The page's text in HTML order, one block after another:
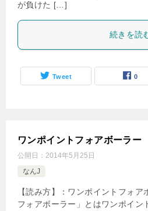
が負けた […]
続きを読
Tweet 0
ワンポイントフォアボーラー
公開日： 2014年5月25日
なんJ
【読み方】：ワンポイントフォア
フォアボーラー」とはワンポイン